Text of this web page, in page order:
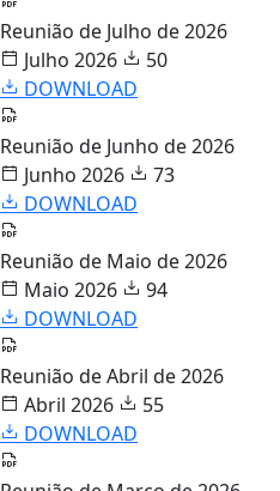
Reunião de Julho de 2026
Julho 2026
50
DOWNLOAD
Reunião de Junho de 2026
Junho 2026
73
DOWNLOAD
Reunião de Maio de 2026
Maio 2026
94
DOWNLOAD
Reunião de Abril de 2026
Abril 2026
55
DOWNLOAD